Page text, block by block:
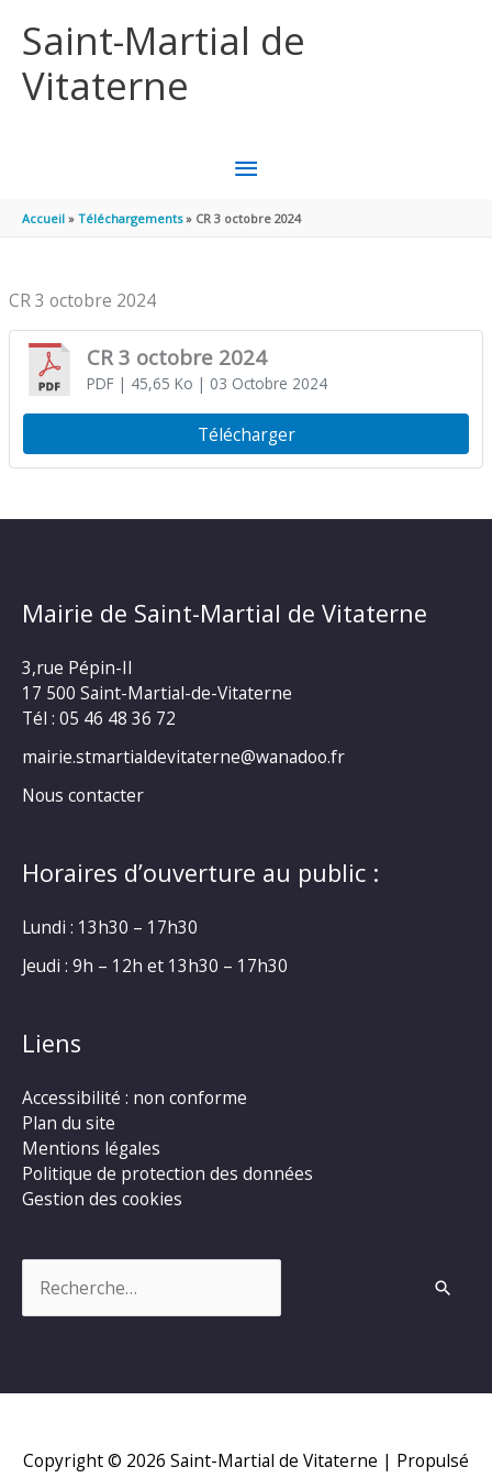
Saint-Martial de
Vitaterne
MENU
PRINCIPAL
Accueil Téléchargements CR 3 octobre 2024
CR 3 octobre 2024
CR 3 octobre 2024
PDF| 45,65 Ko | 03 Octobre 2024
Télécharger
Mairie de Saint-Martial de Vitaterne
3,rue Pépin-II
17 500 Saint-Martial-de-Vitaterne
Tél : 05 46 48 36 72
mairie.stmartialdevitaterne@wanadoo.fr
Nous contacter
Horaires d’ouverture au public :
Lundi : 13h30 – 17h30
Jeudi : 9h – 12h et 13h30 – 17h30
Liens
Accessibilité : non conforme
Plan du site
Mentions légales
Politique de protection des données
Gestion des cookies
Copyright © 2026 Saint-Martial de Vitaterne | Propulsé